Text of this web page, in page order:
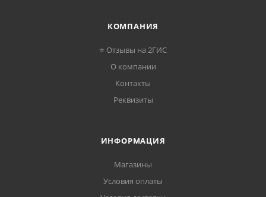
КОМПАНИЯ
⭐ Отзывы на 2ГИС
О компании
Контакты
Реквизиты
ИНФОРМАЦИЯ
Магазины
Условия оплаты